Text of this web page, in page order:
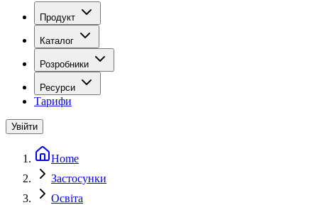
Продукт
Каталог
Розробники
Ресурси
Тарифи
Увійти
Home
Застосунки
Освіта